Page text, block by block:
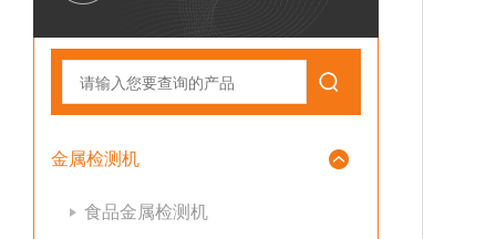
金属检测机
食品金属检测机